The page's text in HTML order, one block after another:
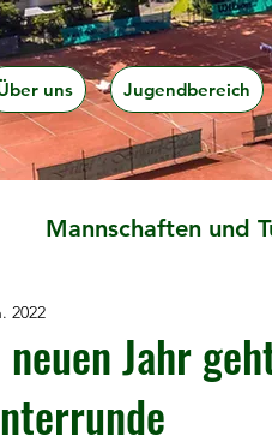
uns Jugendbereich
Mannschaften und
Jahr
2022